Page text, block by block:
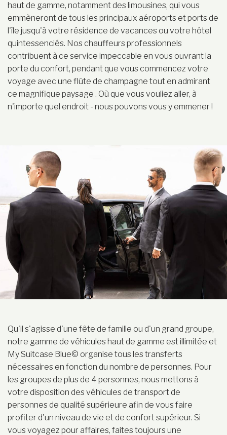
haut de gamme, notamment des limousines, qui vous
emmèneront de tous les principaux aéroports et ports de
l'île jusqu'à votre résidence de vacances ou votre hôtel
quintessenciés. Nos chauffeurs professionnels
contribuent à ce service impeccable en vous ouvrant la
porte du confort, pendant que vous commencez votre
voyage avec une flûte de champagne tout en admirant
ce magnifique paysage . Où que vous vouliez aller, à
n'importe quel endroit - nous pouvons vous y emmener !
Qu'il s'agisse d'une fête de famille ou d'un grand groupe,
notre gamme de véhicules haut de gamme est illimitée et
My Suitcase Blue© organise tous les transferts
nécessaires en fonction du nombre de personnes. Pour
les groupes de plus de 4 personnes, nous mettons à
votre disposition des véhicules de transport de
personnes de qualité supérieure afin de vous faire
profiter d'un niveau de vie et de confort supérieur. Si
vous voyagez pour affaires, faites toujours une